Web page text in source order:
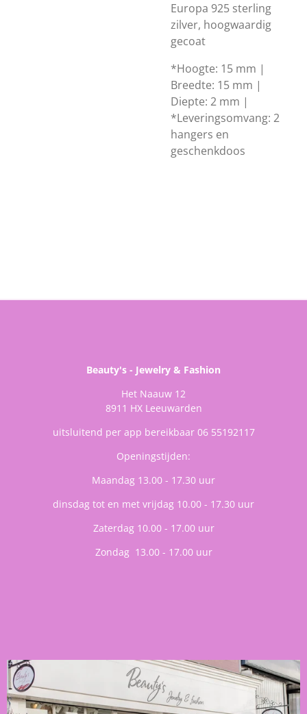
Europa 925 sterling
zilver, hoogwaardig
gecoat
*Hoogte: 15 mm |
Breedte: 15 mm |
Diepte: 2 mm |
*Leveringsomvang: 2
hangers en
geschenkdoos
Beauty's - Jewelry & Fashion
Het Naauw 12
8911 HX Leeuwarden
uitsluitend per app bereikbaar 06 55192117
Openingstijden:
Maandag 13.00 - 17.30 uur
dinsdag tot en met vrijdag 10.00 - 17.30 uur
Zaterdag 10.00 - 17.00 uur
Zondag 13.00 - 17.00 uur